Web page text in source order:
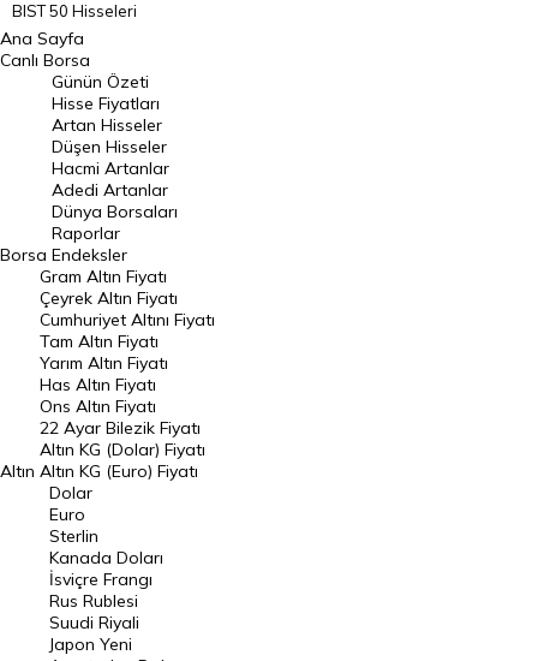
BIST 50 Hisseleri
BIST 100 Hisseleri
En Çok Artan Hisseler
En Çok Düşen Hisseler
Hacmi Artanlar
Geçmiş Kapanışlar
Dünya Borsaları
Raporlar
Endeksler
DÖVİZ
Döviz Kuru
Dolar Kuru
Euro Kuru
Pound Kuru
Frank Kuru
Riyal Kuru
Avustralya Doları
Ana Sayfa
Canlı Borsa
Borsa
Günün Özeti
Hisse Fiyatları
Artan Hisseler
Düşen Hisseler
Hacmi Artanlar
Adedi Artanlar
Dünya Borsaları
Raporlar
Endeksler
Altın
Gram Altın Fiyatı
Çeyrek Altın Fiyatı
Cumhuriyet Altını Fiyatı
Tam Altın Fiyatı
Yarım Altın Fiyatı
Has Altın Fiyatı
Ons Altın Fiyatı
22 Ayar Bilezik Fiyatı
Altın KG (Dolar) Fiyatı
Altın KG (Euro) Fiyatı
Dolar
Euro
Sterlin
Kanada Doları
İsviçre Frangı
Rus Rublesi
Suudi Riyali
Japon Yeni